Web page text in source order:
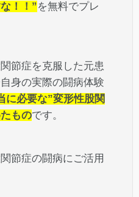
！！”を無料でプレ
節症を克服した元患
身の実際の闘病体験
に必要な”変形性股関
ものです。
節症の闘病にご活用